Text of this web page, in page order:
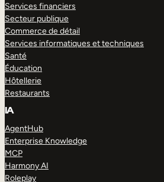
Services financiers
Secteur publique
Commerce de détail
Services informatiques et techniques
Santé
Éducation
Hôtellerie
Restaurants
IA
AgentHub
Enterprise Knowledge
MCP
Harmony AI
Roleplay